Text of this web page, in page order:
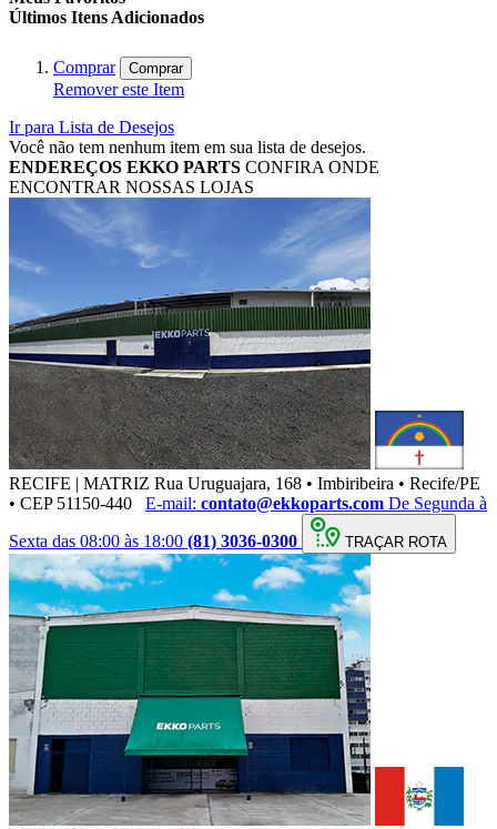
Últimos Itens Adicionados
Comprar Comprar
Remover este Item
Ir para Lista de Desejos
Você não tem nenhum item em sua lista de desejos.
ENDEREÇOS EKKO PARTS CONFIRA ONDE
ENCONTRAR NOSSAS LOJAS
RECIFE | MATRIZ Rua Uruguajara, 168 • Imbiribeira • Recife/PE
• CEP 51150-440
E-mail: contato@ekkoparts.com De Segunda à
Sexta das 08:00 às 18:00 (81) 3036-0300 TRAÇAR ROTA